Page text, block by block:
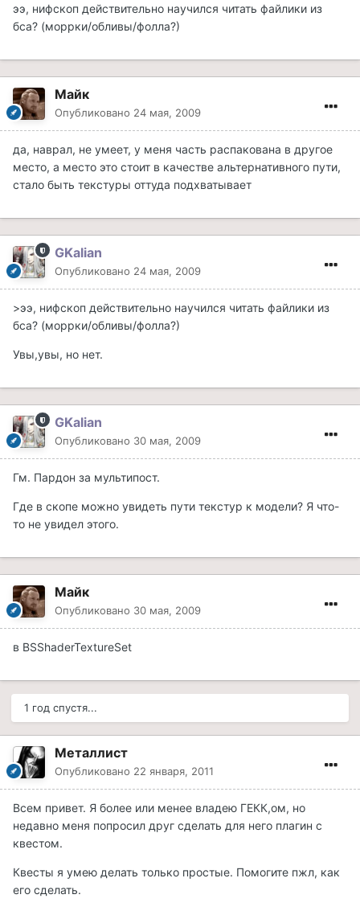
ээ, нифскоп действительно научился читать файлики из
бса? (моррки/обливы/фолла?)
Майк
Опубликовано 24 мая, 2009
да, наврал, не умеет, у меня часть распакована в другое
место, а место это стоит в качестве альтернативного пути,
стало быть текстуры оттуда подхватывает
GKalian
Опубликовано 24 мая, 2009
>ээ, нифскоп действительно научился читать файлики из
бса? (моррки/обливы/фолла?)
Увы,увы, но нет.
GKalian
Опубликовано 30 мая, 2009
Гм. Пардон за мультипост.
Где в скопе можно увидеть пути текстур к модели? Я что-
то не увидел этого.
Майк
Опубликовано 30 мая, 2009
в BSShaderTextureSet
1 год спустя...
Металлист
Опубликовано 22 января, 2011
Всем привет. Я более или менее владею ГЕКК,ом, но
недавно меня попросил друг сделать для него плагин с
квестом.
Квесты я умею делать только простые. Помогите пжл, как
его сделать.